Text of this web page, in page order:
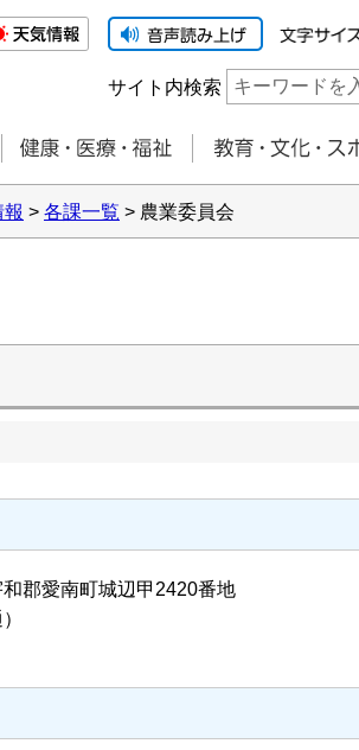
サイト内検索
> 各課一覧 > 農業委員会
郡愛南町城辺甲2420番地